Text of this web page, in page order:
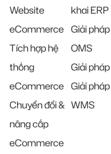
Website
eCommerce
Tích hợp hệ
thống
eCommerce
Chuyển đổi &
nâng cấp
eCommerce
khai ERP
Giải pháp
OMS
Giải
Giải pháp
WMS